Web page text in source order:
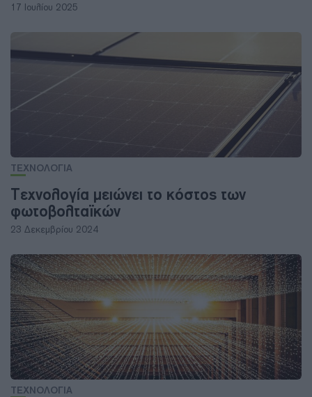
17 Ιουλίου 2025
ΤΕΧΝΟΛΟΓΙΑ
Τεχνολογία μειώνει το κόστος των
φωτοβολταϊκών
23 Δεκεμβρίου 2024
ΤΕΧΝΟΛΟΓΙΑ